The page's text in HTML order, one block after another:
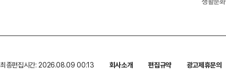
최종편집시간: 2026.08.09 00:13 회사소개 편집규약
광고제휴문의